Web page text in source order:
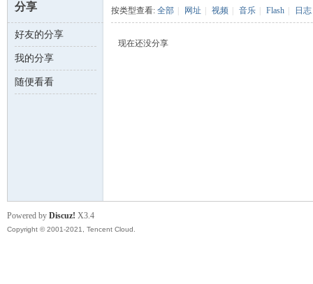
数 ›
分享
好友的分享
我的分享
随便看看
按类型查看: 全部 网址 视频 音乐 Flash 日志
现在还没分享
Powered by Discuz! X3.4
Copyright © 2001-2021, Tencent Cloud.